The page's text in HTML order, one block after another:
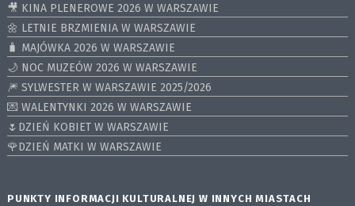
🎥 KINA PLENEROWE 2026 W WARSZAWIE
🌼 LETNIE BRZMIENIA W WARSZAWIE
🧳 MAJÓWKA 2026 W WARSZAWIE
🌙 NOC MUZEÓW 2026 W WARSZAWIE
🎆 SYLWESTER W WARSZAWIE 2025/2026
💌 WALENTYNKI 2026 W WARSZAWIE
🌷DZIEŃ KOBIET W WARSZAWIE
🌹DZIEŃ MATKI W WARSZAWIE
PUNKTY INFORMACJI KULTURALNEJ W INNYCH MIASTACH